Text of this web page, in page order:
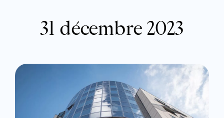
31 décembre 2023